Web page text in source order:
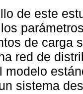
de este
de carga
red de
modelo
sistema